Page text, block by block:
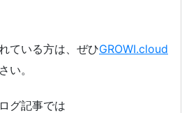
ている方は、ぜひGROWI.cloud
い。
グ記事では